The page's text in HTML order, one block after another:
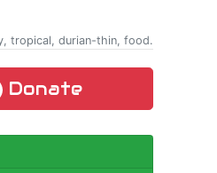
tropical, durian-thin, food.
Donate